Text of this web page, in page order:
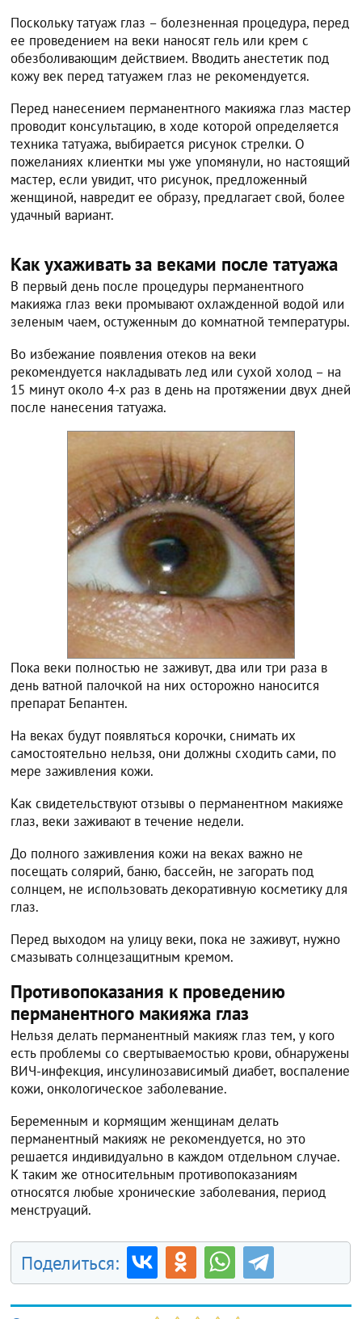
Поскольку татуаж глаз – болезненная процедура, перед
ее проведением на веки наносят гель или крем с
обезболивающим действием. Вводить анестетик под
кожу век перед татуажем глаз не рекомендуется.
Перед нанесением перманентного макияжа глаз мастер
проводит консультацию, в ходе которой определяется
техника татуажа, выбирается рисунок стрелки. О
пожеланиях клиентки мы уже упомянули, но настоящий
мастер, если увидит, что рисунок, предложенный
женщиной, навредит ее образу, предлагает свой, более
удачный вариант.
Как ухаживать за веками после татуажа
В первый день после процедуры перманентного
макияжа глаз веки промывают охлажденной водой или
зеленым чаем, остуженным до комнатной температуры.
Во избежание появления отеков на веки
рекомендуется накладывать лед или сухой холод – на
15 минут около 4-х раз в день на протяжении двух дней
после нанесения татуажа.
Пока веки полностью не заживут, два или три раза в
день ватной палочкой на них осторожно наносится
препарат Бепантен.
На веках будут появляться корочки, снимать их
самостоятельно нельзя, они должны сходить сами, по
мере заживления кожи.
Как свидетельствуют отзывы о перманентном макияже
глаз, веки заживают в течение недели.
До полного заживления кожи на веках важно не
посещать солярий, баню, бассейн, не загорать под
солнцем, не использовать декоративную косметику для
глаз.
Перед выходом на улицу веки, пока не заживут, нужно
смазывать солнцезащитным кремом.
Противопоказания к проведению
перманентного макияжа глаз
Нельзя делать перманентный макияж глаз тем, у кого
есть проблемы со свертываемостью крови, обнаружены
ВИЧ-инфекция, инсулинозависимый диабет, воспаление
кожи, онкологическое заболевание.
Беременным и кормящим женщинам делать
перманентный макияж не рекомендуется, но это
решается индивидуально в каждом отдельном случае.
К таким же относительным противопоказаниям
относятся любые хронические заболевания, период
менструаций.
Поделиться: